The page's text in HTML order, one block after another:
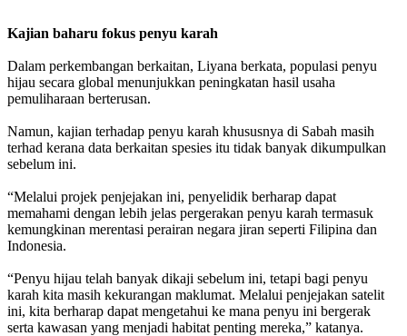
Kajian baharu fokus penyu karah
Dalam perkembangan berkaitan, Liyana berkata, populasi penyu
hijau secara global menunjukkan peningkatan hasil usaha
pemuliharaan berterusan.
Namun, kajian terhadap penyu karah khususnya di Sabah masih
terhad kerana data berkaitan spesies itu tidak banyak dikumpulkan
sebelum ini.
“Melalui projek penjejakan ini, penyelidik berharap dapat
memahami dengan lebih jelas pergerakan penyu karah termasuk
kemungkinan merentasi perairan negara jiran seperti Filipina dan
Indonesia.
“Penyu hijau telah banyak dikaji sebelum ini, tetapi bagi penyu
karah kita masih kekurangan maklumat. Melalui penjejakan satelit
ini, kita berharap dapat mengetahui ke mana penyu ini bergerak
serta kawasan yang menjadi habitat penting mereka,” katanya.